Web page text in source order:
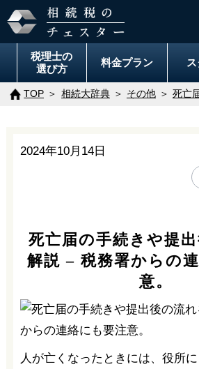
税理士の
選び方
料金プラン
TOP 相続大辞典 その他 死亡
2024年10月14日
死亡届の手続きや提
解説 – 税務署からの
意。
人が亡くなったときには、役所